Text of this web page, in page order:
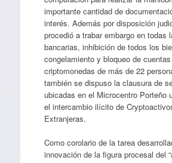
importante cantidad de
interés. Además por disposición
procedió a trabar embargo en todas
bancarias, inhibición de todos los
congelamiento y bloqueo de
criptomonedas de más de 22
también se dispuso la clausura de
ubicadas en el Microcentro Porteño
el intercambio ilícito de
Extranjeras.
Como corolario de la tarea
innovación de la figura procesal del